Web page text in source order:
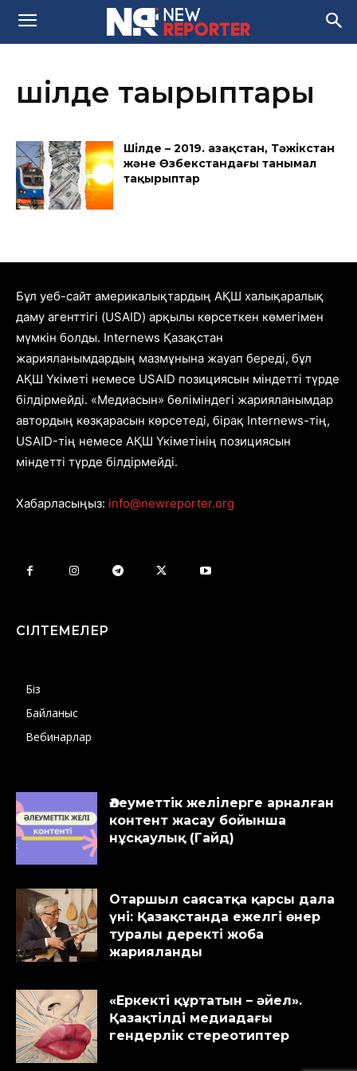
шілде тақырыптары
Шілде – 2019. Қазақстан, Тәжікстан
және Өзбекстандағы танымал
тақырыптар
Бұл уеб-сайт америкалықтардың АҚШ халықаралық
даму агенттігі (USAID) арқылы көрсеткен көмегімен
мүмкін болды. Internews Қазақстан
жарияланымдардың мазмұнына жауап береді, бұл
АҚШ Үкіметі немесе USAID позициясын міндетті түрде
білдірмейді. «Медиасын» бөліміндегі жарияланымдар
автордың көзқарасын көрсетеді, бірақ Internews-тің,
USAID-тің немесе АҚШ Үкіметінің позициясын
міндетті түрде білдірмейді.
Хабарласыңыз: info@newreporter.org
СІЛТЕМЕЛЕР
Біз
Байланыс
Вебинарлар
Әлеуметтік желілерге арналған
контент жасау бойынша
нұсқаулық (Гайд)
Отаршыл саясатқа қарсы дала
үні: Қазақстанда ежелгі өнер
туралы деректі жоба
жарияланды
«Еркекті құртатын – әйел».
Қазақтілді медиадағы
гендерлік стереотиптер